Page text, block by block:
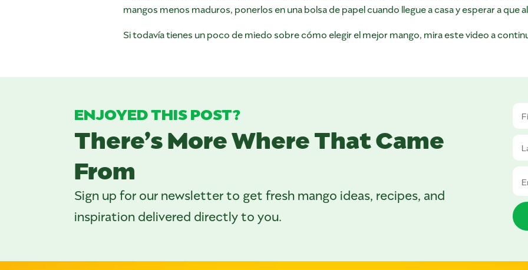
mangos menos maduros, ponerlos en una bolsa de papel cuando llegue a casa y esperar a que
Si todavía tienes un poco de miedo sobre cómo elegir el mejor mango, mira este video a
ENJOYED THIS POST?
There’s More Where That Came
From
Sign up for our newsletter to get fresh mango ideas, recipes, and
inspiration delivered directly to you.